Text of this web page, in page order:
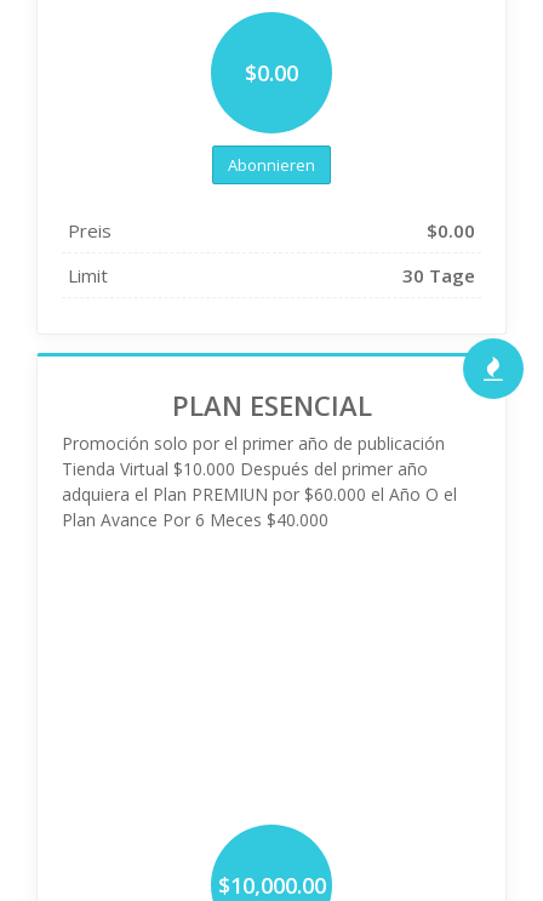
$0.00
Abonnieren
Preis
$0.00
Limit
30 Tage
PLAN ESENCIAL
Promoción solo por el primer año de publicación
Tienda Virtual $10.000 Después del primer año
adquiera el Plan PREMIUN por $60.000 el Año O el
Plan Avance Por 6 Meces $40.000
$10,000.00